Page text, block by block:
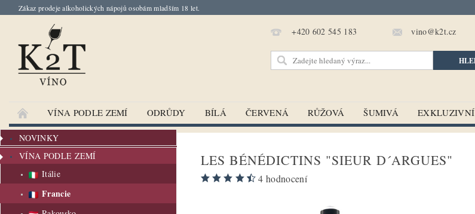
Zákaz prodeje alkoholických nápojů osobám mladším 18 let.
+420 602 545 183 vino@k2t.cz
VÍNA PODLE ZEMÍ ODRŮDY BÍLÁ ČERVENÁ RŮŽOVÁ ŠUMIVÁ EXKLUZIVNÍ
NOVINKY
VÍNA PODLE ZEMÍ
Itálie
Francie
LES BÉNÉDICTINS "SIEUR D´ARGUES"
4 hodnocení